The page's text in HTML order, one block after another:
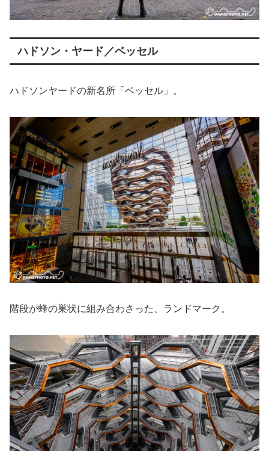
ハドソン・ヤード／ベッセル
ハドソンヤードの新名所「ベッセル」。
階段が蜂の巣状に組み合わさった、ランドマーク。